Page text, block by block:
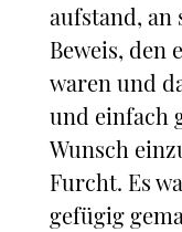
aufstand,
Beweis, den
waren und
und einfach
Wunsch
Furcht. Es
gefügig